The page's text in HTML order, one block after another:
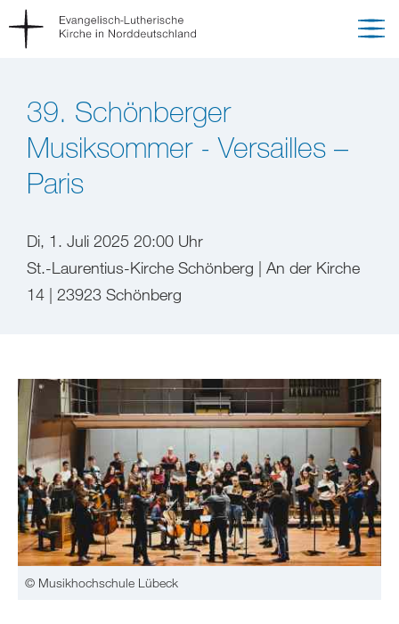
39. Schönberger
Musiksommer - Versailles –
Paris
Di, 1. Juli 2025 20:00 Uhr
St.-Laurentius-Kirche Schönberg | An der Kirche
14 | 23923 Schönberg
© Musikhochschule Lübeck